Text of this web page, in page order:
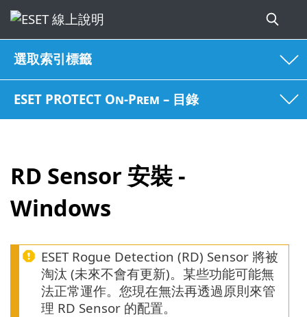
選取索引標籤
ESET PROTECT On-Prem – 目錄
RD Sensor 安裝 -
Windows
ESET Rogue Detection (RD) Sensor 將被
淘汰 (未來不會有更新)。某些功能可能無
法正常運作。您現在無法再透過原則來管
理 RD Sensor 的配置。